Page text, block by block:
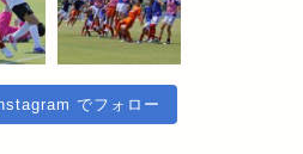
でフォロー